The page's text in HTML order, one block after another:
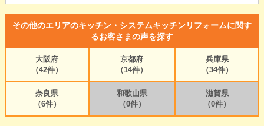
その他のエリアのキッチン・システムキッチンリフォームに関す
るお客さまの声を探す
大阪府
（42件）
京都府
（14件）
兵庫県
（34件）
奈良県
（6件）
和歌山県
（0件）
滋賀県
（0件）